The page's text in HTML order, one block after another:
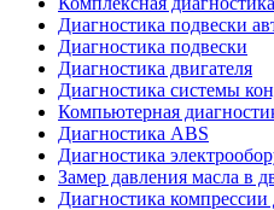
Диагностика подвески
Диагностика подвески
Диагностика двигателя
Диагностика системы
Компьютерная
Диагностика ABS
Диагностика
Замер давления масла в
Диагностика компрессии